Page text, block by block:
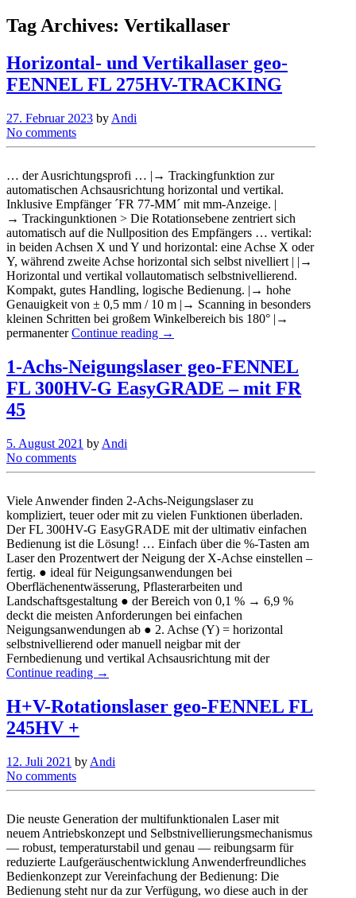
Tag Archives: Vertikallaser
Horizontal- und Vertikallaser geo-
FENNEL FL 275HV-TRACKING
27. Februar 2023 by Andi
No comments
… der Ausrichtungsprofi … |→ Trackingfunktion zur
automatischen Achsausrichtung horizontal und vertikal.
Inklusive Empfänger ´FR 77-MM´ mit mm-Anzeige. |
→ Trackingunktionen > Die Rotationsebene zentriert sich
automatisch auf die Nullposition des Empfängers … vertikal:
in beiden Achsen X und Y und horizontal: eine Achse X oder
Y, während zweite Achse horizontal sich selbst nivelliert | |→
Horizontal und vertikal vollautomatisch selbstnivellierend.
Kompakt, gutes Handling, logische Bedienung. |→ hohe
Genauigkeit von ± 0,5 mm / 10 m |→ Scanning in besonders
kleinen Schritten bei großem Winkelbereich bis 180° |→
permanenterContinue reading →
1-Achs-Neigungslaser geo-FENNEL
FL 300HV-G EasyGRADE – mit FR
45
5. August 2021 by Andi
No comments
Viele Anwender finden 2-Achs-Neigungslaser zu
kompliziert, teuer oder mit zu vielen Funktionen überladen.
Der FL 300HV-G EasyGRADE mit der ultimativ einfachen
Bedienung ist die Lösung! … Einfach über die %-Tasten am
Laser den Prozentwert der Neigung der X-Achse einstellen –
fertig. ● ideal für Neigungsanwendungen bei
Oberflächenentwässerung, Pflasterarbeiten und
Landschaftsgestaltung ● der Bereich von 0,1 % → 6,9 %
deckt die meisten Anforderungen bei einfachen
Neigungsanwendungen ab ● 2. Achse (Y) = horizontal
selbstnivellierend oder manuell neigbar mit der
Fernbedienung und vertikal Achsausrichtung mit der
Continue reading →
H+V-Rotationslaser geo-FENNEL FL
245HV +
12. Juli 2021 by Andi
No comments
Die neuste Generation der multifunktionalen Laser mit
neuem Antriebskonzept und Selbstnivellierungsmechanismus
— robust, temperaturstabil und genau — reibungsarm für
reduzierte Laufgeräuschentwicklung Anwenderfreundliches
Bedienkonzept zur Vereinfachung der Bedienung: Die
Bedienung steht nur da zur Verfügung, wo diese auch in der